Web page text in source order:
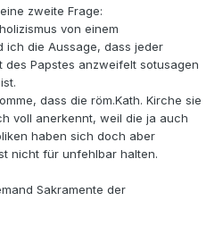
zweite Frage:
von einem
ich die Aussage, dass jeder
des Papstes anzweifelt sotusagen
dass die röm.Kath. Kirche sie
voll anerkennt, weil die ja auch
haben sich doch aber
nicht für unfehlbar halten.
Sakramente der